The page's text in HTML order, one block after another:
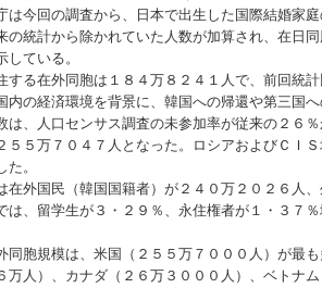
は今回の調査から、日本で出生した国際結婚家
の統計から除かれていた人数が加算され、在日
している。
する在外同胞は１８４万８２４１人で、前回統
内の経済環境を背景に、韓国への帰還や第三国
は、人口センサス調査の未参加率が従来の２６
５５万７０４７人となった。ロシアおよびＣＩ
た。
在外国民（韓国国籍者）が２４０万２０２６人
は、留学生が３・２９％、永住権者が１・３７
同胞規模は、米国（２５５万７０００人）が最
万人）、カナダ（２６万３０００人）、ベトナ